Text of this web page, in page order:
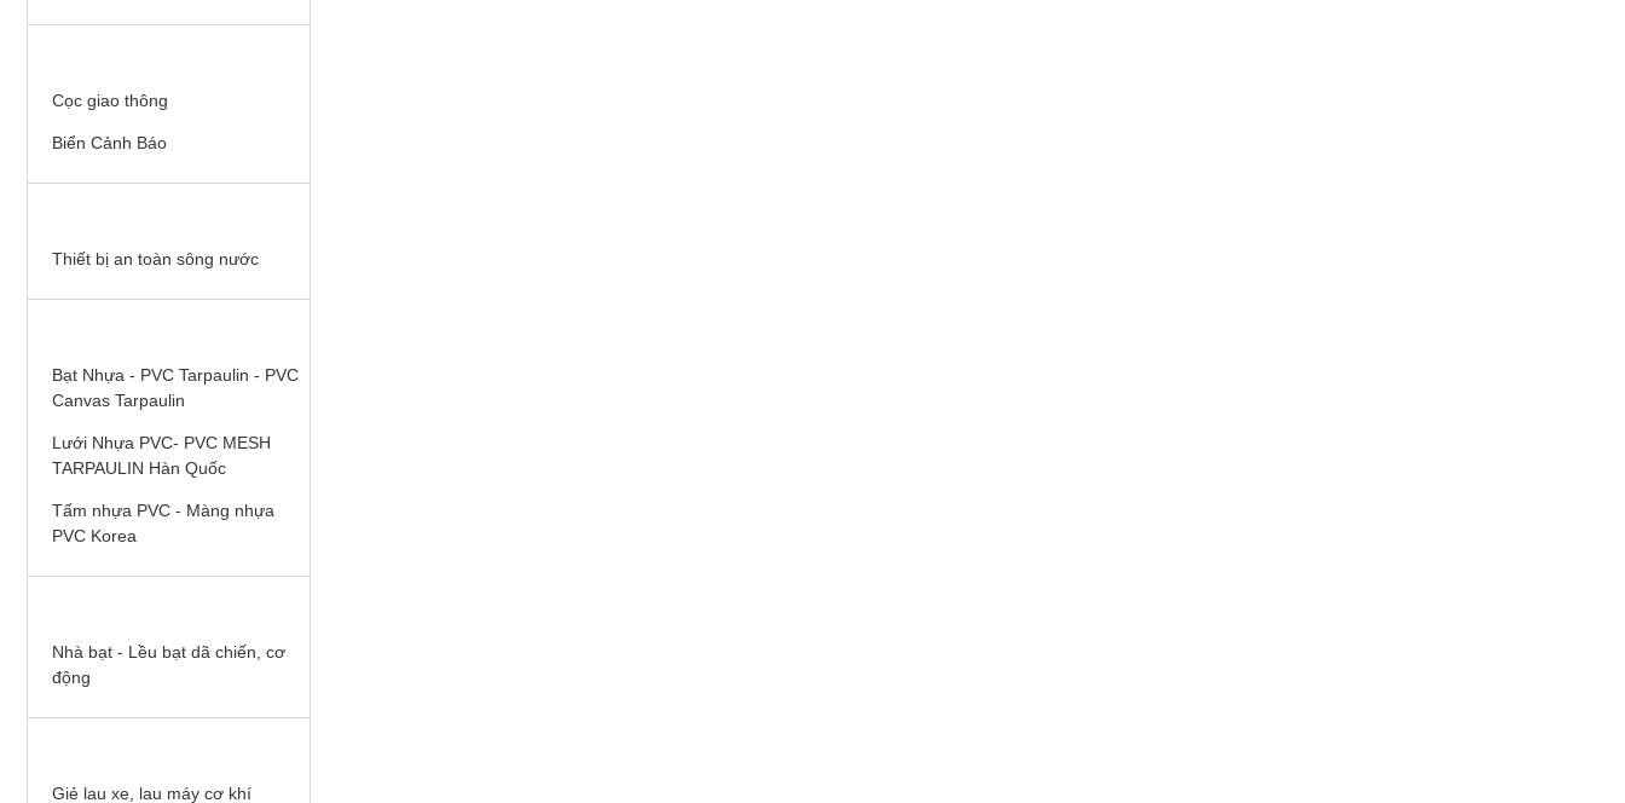
Cọc giao thông
Biển Cảnh Báo
Thiết bị an toàn sông nước
Bạt Nhựa - PVC Tarpaulin - PVC
Canvas Tarpaulin
Lưới Nhựa PVC- PVC MESH
TARPAULIN Hàn Quốc
Tấm nhựa PVC - Màng nhựa
PVC Korea
Nhà bạt - Lều bạt dã chiến, cơ
động
Giẻ lau xe, lau máy cơ khí